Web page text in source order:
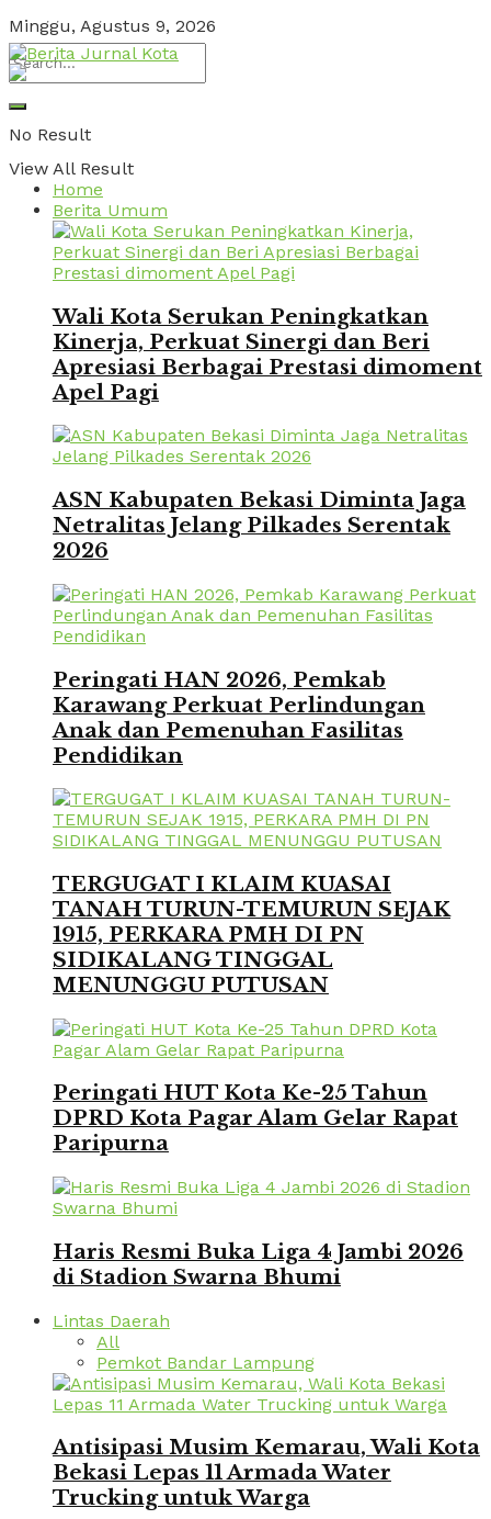
Minggu, Agustus 9, 2026
No Result
View All Result
Home
Berita Umum
Wali Kota Serukan Peningkatkan
Kinerja, Perkuat Sinergi dan Beri
Apresiasi Berbagai Prestasi dimoment
Apel Pagi
ASN Kabupaten Bekasi Diminta Jaga
Netralitas Jelang Pilkades Serentak
2026
Peringati HAN 2026, Pemkab
Karawang Perkuat Perlindungan
Anak dan Pemenuhan Fasilitas
Pendidikan
TERGUGAT I KLAIM KUASAI
TANAH TURUN-TEMURUN SEJAK
1915, PERKARA PMH DI PN
SIDIKALANG TINGGAL
MENUNGGU PUTUSAN
Peringati HUT Kota Ke-25 Tahun
DPRD Kota Pagar Alam Gelar Rapat
Paripurna
Haris Resmi Buka Liga 4 Jambi 2026
di Stadion Swarna Bhumi
Lintas Daerah
All
Pemkot Bandar Lampung
Antisipasi Musim Kemarau, Wali Kota
Bekasi Lepas 11 Armada Water
Trucking untuk Warga